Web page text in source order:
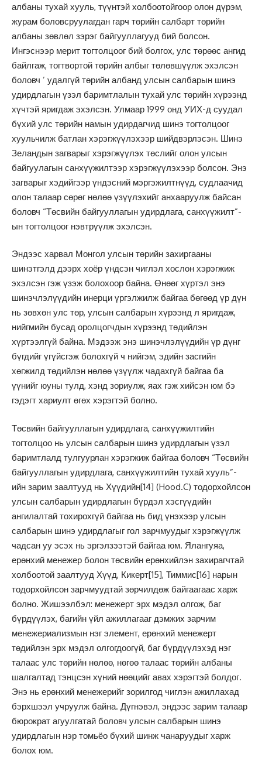
албаны тухай хууль, түүнтэй холбоотойгоор олон дүрэм,
журам боловсруулагдан гарч төрийн салбарт төрийн
албаны зөвлөл зэрэг байгууллагууд бий болсон.
Ингэснээр мерит тогтолцоог бий болгох, улс төрөөс ангид
байлгаж, тогтвортой төрийн албыг төлөвшүүлж эхэлсэн
боловч ’ удалгүй төрийн албанд улсын салбарын шинэ
удирдлагын үзэл баримтлалын тухай улс төрийн хүрээнд
хүчтэй яригдаж эхэлсэн. Улмаар 1999 онд УИХ-д суудал
бүхий улс төрийн намын удирдагчид шинэ тогтолцоог
хуульчилж батлан хэрэгжүүлэхээр шийдвэрлэсэн. Шинэ
Зеландын загварыг хэрэгжүүлэх төслийг олон улсын
байгуулагын санхүүжилтээр хэрэгжүүлэхээр болсон. Энэ
загварыг хэдийгээр үндэсний мэргэжилтнүүд, судлаачид
олон талаар сөрөг нөлөө үзүүлэхийг анхааруулж байсан
боловч “Төсвийн байгууллагын удирдлага, санхүүжилт”-
ын тогтолцоог нэвтрүүлж эхэлсэн.
Эндээс харвал Монгол улсын төрийн захиргааны
шинэтгэлд дээрх хоёр үндсэн чиглэл хослон хэрэгжиж
эхэлсэн гэж үзэж болохоор байна. Өнөөг хүртэл энэ
шинэчлэлүүдийн инерци үргэлжилж байгаа бөгөөд үр дүн
нь зөвхөн улс төр, улсын салбарын хүрээнд л яригдаж,
нийгмийн бусад оролцогчдын хүрээнд төдийлэн
хүртээлгүй байна. Мэдээж энэ шинэчлэлүүдийн үр дүнг
бүгдийг үгүйсгэж болохгүй ч нийгэм, эдийн засгийн
хөгжилд төдийлэн нөлөө үзүүлж чадахгүй байгаа ба
үүнийг юуны тулд, хэнд зориулж, яах гэж хийсэн юм бэ
гэдэгт хариулт өгөх хэрэгтэй болно.
Төсвийн байгууллагын удирдлага, санхүүжилтийн
тогтолцоо нь улсын салбарын шинэ удирдлагын үзэл
баримтлалд тулгуурлан хэрэгжиж байгаа боловч “Төсвийн
байгууллагын удирдлага, санхүүжилтийн тухай хууль”-
ийн зарим заалтууд нь Хүүдийн[14] (Hood.C) тодорхойлсон
улсын салбарын удирдлагын бүрдэл хэсгүүдийн
ангилалтай тохирохгүй байгаа нь бид үнэхээр улсын
салбарын шинэ удирдлагыг гол зарчмуудыг хэрэгжүүлж
чадсан уу эсэх нь эргэлзээтэй байгаа юм. Ялангуяа,
ерөнхий менежер болон төсвийн ерөнхийлэн захирагчтай
холбоотой заалтууд Хүүд, Кикерт[15], Тиммис[16] нарын
тодорхойлсон зарчмуудтай зөрчилдөж байгаагаас харж
болно. Жишээлбэл: менежерт эрх мэдэл олгож, баг
бүрдүүлэх, багийн үйл ажиллагааг дэмжих зарчим
менежериализмын нэг элемент, ерөнхий менежерт
төдийлэн эрх мэдэл олгогдоогүй, баг бүрдүүлэхэд нэг
талаас улс төрийн нөлөө, нөгөө талаас төрийн албаны
шалгалтад тэнцсэн хүний нөөцийг авах хэрэгтэй болдог.
Энэ нь ерөнхий менежерийг зорилгод чиглэн ажиллахад
бэрхшээл учруулж байна. Дүгнэвэл, эндээс зарим талаар
бюрократ агуулгатай боловч улсын салбарын шинэ
удирдлагын нэр томьёо бүхий шинж чанаруудыг харж
болох юм.